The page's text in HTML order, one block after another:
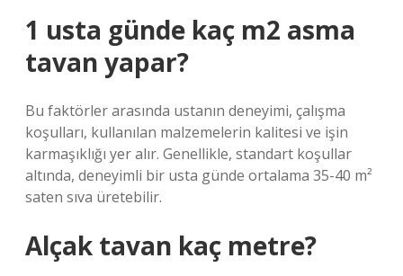
1 usta günde kaç m2 asma
tavan yapar?
Bu faktörler arasında ustanın deneyimi, çalışma
koşulları, kullanılan malzemelerin kalitesi ve işin
karmaşıklığı yer alır. Genellikle, standart koşullar
altında, deneyimli bir usta günde ortalama 35-40 m²
saten sıva üretebilir.
Alçak tavan kaç metre?